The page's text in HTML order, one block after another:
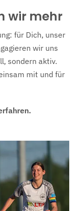
wir mehr
für Dich, unser
wir uns
sondern aktiv.
mit und für